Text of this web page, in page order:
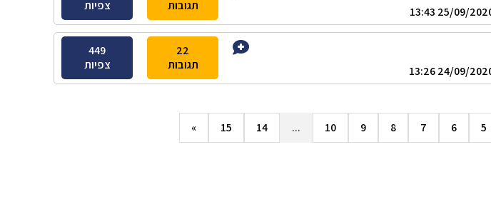
תגובות
צפיות
22
תגובות
449
צפיות
5
6
7
8
9
10
...
14
15
»